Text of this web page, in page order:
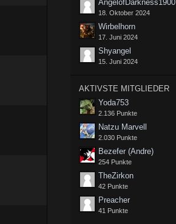
AngelofDarkness1900
18. Oktober 2024
Wirbelhorn
17. Juni 2024
Shyangel
15. Juni 2024
AKTIVSTE MITGLIEDER
Yoda753
2.136 Punkte
Natzu Marvell
2.030 Punkte
Bezefer (Andre)
254 Punkte
TheZirkon
42 Punkte
Preacher
41 Punkte